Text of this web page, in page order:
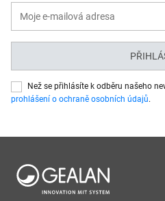
Než se přihlásíte k odběru našeho
prohlášení o ochraně osobních údajů.